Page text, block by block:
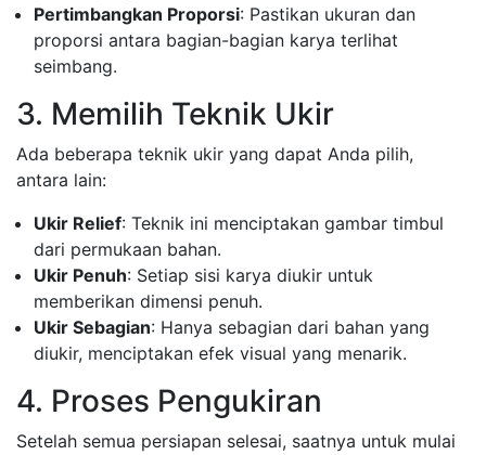
Pertimbangkan Proporsi: Pastikan ukuran dan
proporsi antara bagian-bagian karya terlihat
seimbang.
3. Memilih Teknik Ukir
Ada beberapa teknik ukir yang dapat Anda pilih,
antara lain:
Ukir Relief: Teknik ini menciptakan gambar timbul
dari permukaan bahan.
Ukir Penuh: Setiap sisi karya diukir untuk
memberikan dimensi penuh.
Ukir Sebagian: Hanya sebagian dari bahan yang
diukir, menciptakan efek visual yang menarik.
4. Proses Pengukiran
Setelah semua persiapan selesai, saatnya untuk mulai